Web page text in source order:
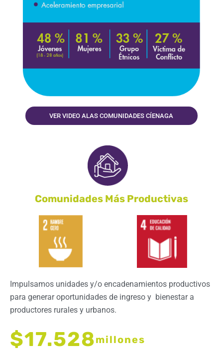
VER VIDEO ALAS COMUNIDADES CÍENAGA
Comunidades Más Productivas
Impulsamos unidades y/o encadenamientos productivos
para generar oportunidades de ingreso y bienestar a
productores rurales y urbanos.
$17.528millones